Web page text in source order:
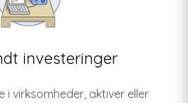
investeringer
i virksomheder, aktiver eller